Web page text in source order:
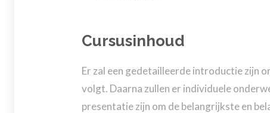
Cursusinhoud
Er zal een gedetailleerde introductie zijn
volgt. Daarna zullen er individuele
presentatie zijn om de belangrijkste en